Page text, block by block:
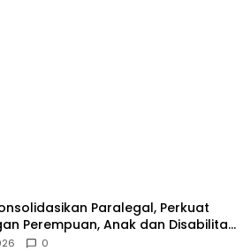
Paralegal, Perkuat
Perempuan, Anak dan Disabilitas
0